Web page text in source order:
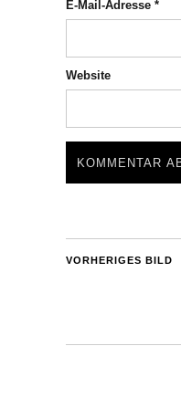
E-Mail-Adresse *
Website
VORHERIGES BILD